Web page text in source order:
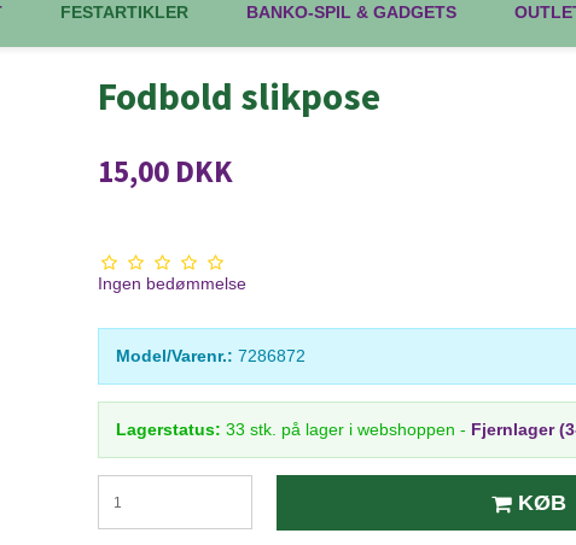
FESTARTIKLER BANKO-SPIL & GADGETS
Fodbold slikpose
15,00 DKK
Ingen bedømmelse
Model/Varenr.: 7286872
Lagerstatus: 33 stk. på lager i webshoppen - Fjernlager
KØB